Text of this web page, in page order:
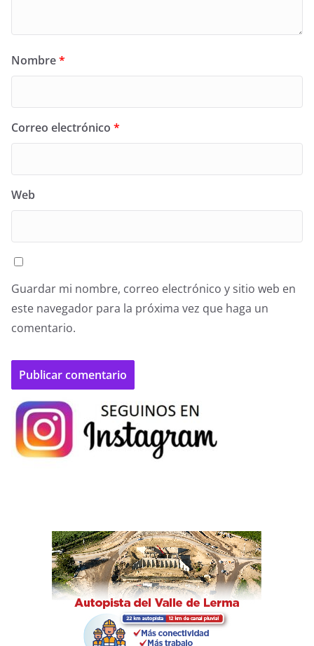
Nombre*
Correo electrónico *
Web
Guardar mi nombre, correo electrónico y sitio web en
este navegador para la próxima vez que haga un
comentario.